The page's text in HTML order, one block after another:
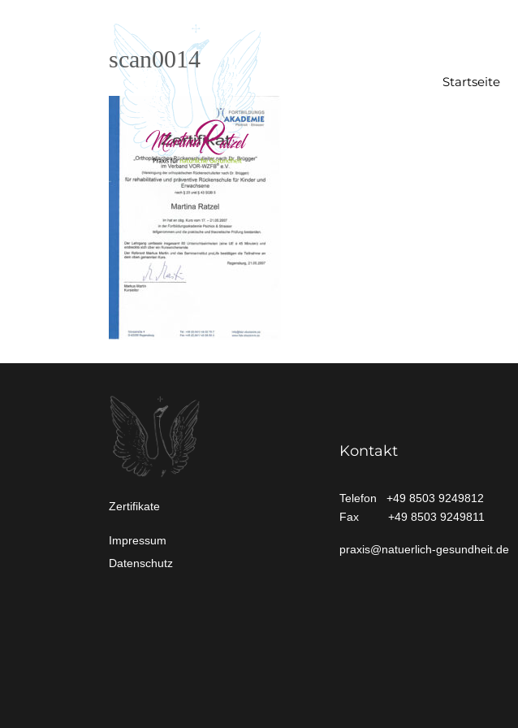
Startseite
scan0014
Zertifikate
Impressum
Datenschutz
Kontakt
Telefon +49 8503 9249812
Fax +49 8503 9249811
praxis@natuerlich-gesundheit.de